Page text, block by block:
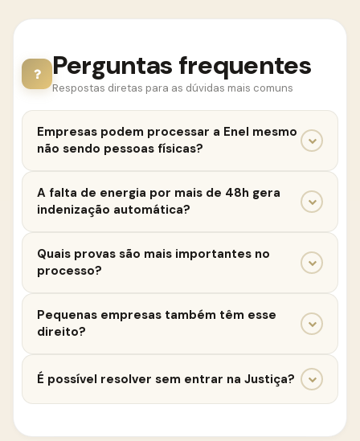
Perguntas frequentes
Respostas diretas para as dúvidas mais comuns
Empresas podem processar a Enel mesmo
não sendo pessoas físicas?
de Defesa do Consumidor quando utilizam o serviço
como destinatárias finais.
A falta de energia por mais de 48h gera
indenização automática?
prejuízos sofridos e o nexo entre a interrupção e os
danos.
Quais provas são mais importantes no
processo?
técnicos e histórico de faturamento são
Pequenas empresas também têm esse
direito?
indenização da mesma forma que empresas de
maior porte.
É possível resolver sem entrar na Justiça?